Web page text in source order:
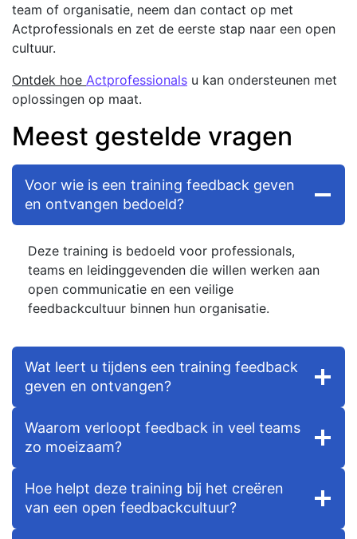
team of organisatie, neem dan contact op met
Actprofessionals en zet de eerste stap naar een open
cultuur.
Ontdek hoe Actprofessionals u kan ondersteunen met
oplossingen op maat.
Meest gestelde vragen
Voor wie is een training feedback geven
en ontvangen bedoeld?
Deze training is bedoeld voor professionals,
teams en leidinggevenden die willen werken aan
open communicatie en een veilige
feedbackcultuur binnen hun organisatie.
Wat leert u tijdens een training feedback
geven en ontvangen?
Waarom verloopt feedback in veel teams
zo moeizaam?
Hoe helpt deze training bij het creëren
van een open feedbackcultuur?